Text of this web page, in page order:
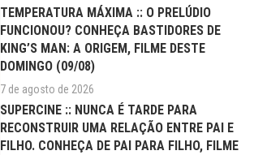
TEMPERATURA MÁXIMA :: O PRELÚDIO
FUNCIONOU? CONHEÇA BASTIDORES DE
KING’S MAN: A ORIGEM, FILME DESTE
DOMINGO (09/08)
7 de agosto de 2026
SUPERCINE :: NUNCA É TARDE PARA
RECONSTRUIR UMA RELAÇÃO ENTRE PAI E
FILHO. CONHEÇA DE PAI PARA FILHO, FILME